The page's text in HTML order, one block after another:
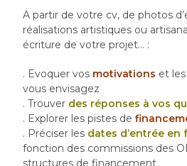
A partir de votre cv, de photos
réalisations artistiques ou
écriture de votre projet… :
. Evoquer vos motivations et les
vous envisagez
. Trouver des réponses à vos
. Explorer les pistes de
. Préciser les dates d’entrée en
fonction des commissions des
structures de financement